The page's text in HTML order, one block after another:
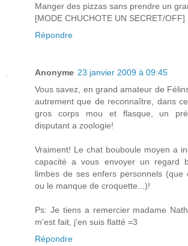
Manger des pizzas sans prendre un
[MODE CHUCHOTE UN SECRET/OFF]
Répondre
Anonyme 23 janvier 2009 à 09:45
Vous savez, en grand amateur de
autrement que de reconnaître, dans
gros corps mou et flasque, un
disputant a zoologie!
Vraiment! Le chat bouboule moyen a
capacité a vous envoyer un regard
limbes de ses enfers personnels (que
ou le manque de croquette...)!
Ps: Je tiens a remercier madame
m'est fait, j'en suis flatté =3
Répondre